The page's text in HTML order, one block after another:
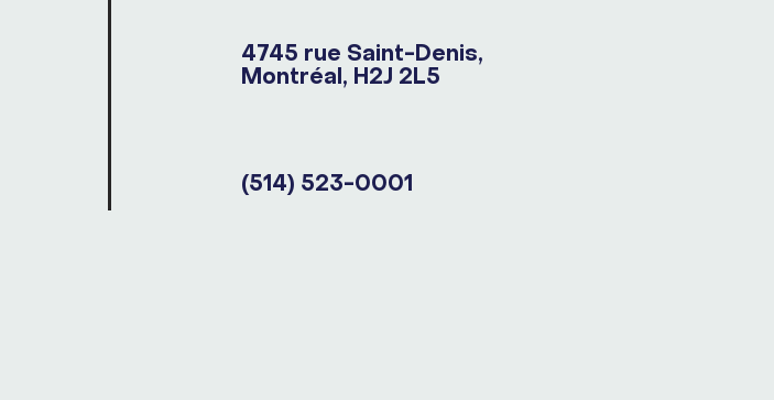
4745 rue Saint-Denis,
Montréal, H2J 2L5
(514) 523-0001